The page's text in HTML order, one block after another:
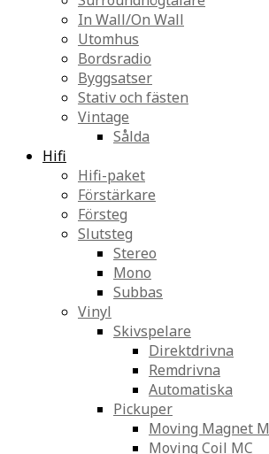
In Wall/On Wall
Utomhus
Bordsradio
Byggsatser
Stativ och fästen
Vintage
Sålda
Hifi
Hifi-paket
Förstärkare
Försteg
Slutsteg
Stereo
Mono
Subbas
Vinyl
Skivspelare
Direktdrivna
Remdrivna
Automatiska
Pickuper
Moving Magnet
Moving Coil MC